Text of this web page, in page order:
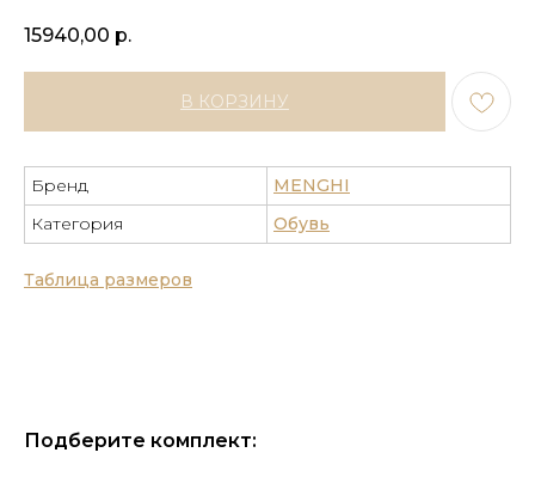
15940,00 р.
В КОРЗИНУ
Таблица размеров
Бренд
MENGHI
Категория
Обувь
Подберите комплект: